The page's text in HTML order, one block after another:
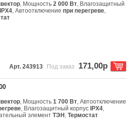
, Мощность2 000 Вт, Влагозащитный
IPX4, Автоотключениепри перегреве,
Арт. 243913 Под заказ 171,00р
, Мощность1 700 Вт, Автоотключение
, Влагозащитный корпус IPX4,
элементТЭН ,Термостат